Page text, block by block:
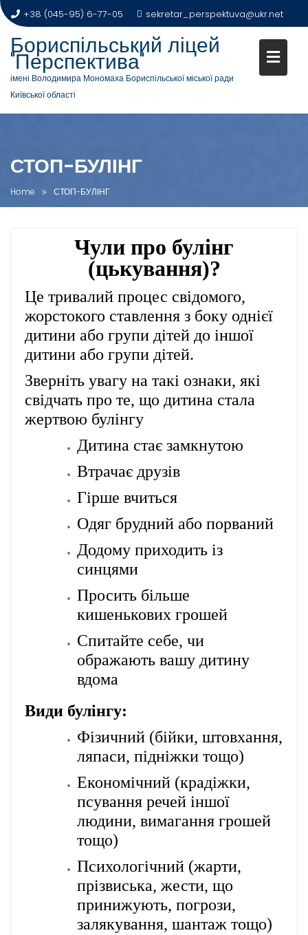
+38 (045-95) 6-77-05 sekretar_perspektuva@ukr.net
Бориспільський ліцей
"Перспектива"
імені Володимира Мономаха Бориспільської міської ради
Київської області
СТОП-БУЛІНГ
Home СТОП-БУЛІНГ
Чули про булінг
(цькування)?
Це тривалий процес свідомого,
жорстокого ставлення з боку однієї
дитини або групи дітей до іншої
дитини або групи дітей.
Зверніть увагу на такі ознаки, які
свідчать про те, що дитина стала
жертвою булінгу
Дитина стає замкнутою
Втрачає друзів
Гірше вчиться
Одяг брудний або порваний
Додому приходить із
синцями
Просить більше
кишенькових грошей
Спитайте себе, чи
ображають вашу дитину
вдома
Види булінгу:
Фізичний (бійки, штовхання,
ляпаси, підніжки тощо)
Економічний (крадіжки,
псування речей іншої
людини, вимагання грошей
тощо)
Психологічний (жарти,
прізвиська, жести, що
принижують, погрози,
залякування, шантаж тощо)